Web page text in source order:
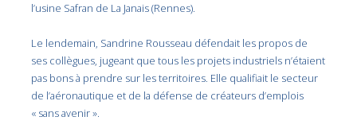
l’usine Safran de La Janais (Rennes).
Le lendemain, Sandrine Rousseau défendait les propos de
ses collègues, jugeant que tous les projets industriels n’étaient
pas bons à prendre sur les territoires. Elle qualifiait le secteur
de l’aéronautique et de la défense de créateurs d’emplois
« sans avenir ».